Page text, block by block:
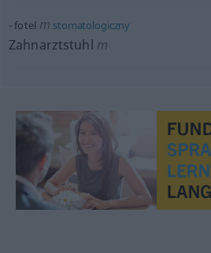
fotel m stomatologiczny
Zahnarztstuhl m